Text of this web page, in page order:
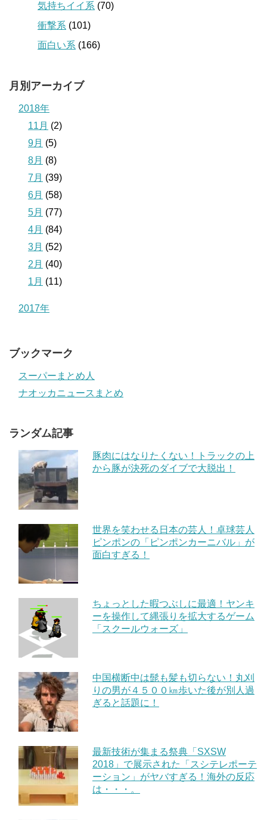
気持ちイイ系 (70)
衝撃系 (101)
面白い系 (166)
月別アーカイブ
2018年
11月 (2)
9月 (5)
8月 (8)
7月 (39)
6月 (58)
5月 (77)
4月 (84)
3月 (52)
2月 (40)
1月 (11)
2017年
ブックマーク
スーパーまとめ人
ナオッカニュースまとめ
ランダム記事
豚肉にはなりたくない！トラックの上
から豚が決死のダイブで大脱出！
世界を笑わせる日本の芸人！卓球芸人
ピンポンの「ピンポンカーニバル」が
面白すぎる！
ちょっとした暇つぶしに最適！ヤンキ
ーを操作して縄張りを拡大するゲーム
「スクールウォーズ」
中国横断中は髭も髪も切らない！丸刈
りの男が４５００㎞歩いた後が別人過
ぎると話題に！
最新技術が集まる祭典「SXSW
2018」で展示された「スシテレポーテ
ーション」がヤバすぎる！海外の反応
は・・・。